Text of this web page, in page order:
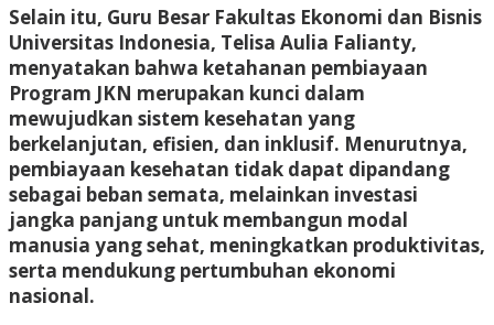
Selain itu, Guru Besar Fakultas Ekonomi dan Bisnis
Universitas Indonesia, Telisa Aulia Falianty,
menyatakan bahwa ketahanan pembiayaan
Program JKN merupakan kunci dalam
mewujudkan sistem kesehatan yang
berkelanjutan, efisien, dan inklusif. Menurutnya,
pembiayaan kesehatan tidak dapat dipandang
sebagai beban semata, melainkan investasi
jangka panjang untuk membangun modal
manusia yang sehat, meningkatkan produktivitas,
serta mendukung pertumbuhan ekonomi
nasional.